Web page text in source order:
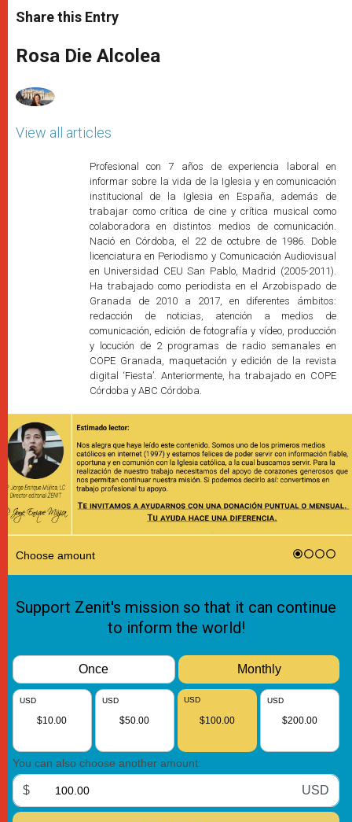
t
s
p
p
s
e
g
e
e
b
o
k
r
Share this Entry
Rosa Die Alcolea
View all articles
Profesional con 7 años de experiencia laboral en
informar sobre la vida de la Iglesia y en comunicación
institucional de la Iglesia en España, además de
trabajar como crítica de cine y crítica musical como
colaboradora en distintos medios de comunicación.
Nació en Córdoba, el 22 de octubre de 1986. Doble
licenciatura en Periodismo y Comunicación Audiovisual
en Universidad CEU San Pablo, Madrid (2005-2011).
Ha trabajado como periodista en el Arzobispado de
Granada de 2010 a 2017, en diferentes ámbitos:
redacción de noticias, atención a medios de
comunicación, edición de fotografía y vídeo, producción
y locución de 2 programas de radio semanales en
COPE Granada, maquetación y edición de la revista
digital ‘Fiesta’. Anteriormente, ha trabajado en COPE
Córdoba y ABC Córdoba.